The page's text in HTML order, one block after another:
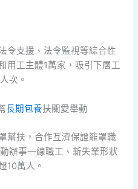
令支援、法令監視等綜合性
用工主體1萬家，吸引下層工
次。
長期包養扶關愛舉動
幫扶，合作互濟保證籠罩職
辦事一線職工、新失業形狀
10萬人。